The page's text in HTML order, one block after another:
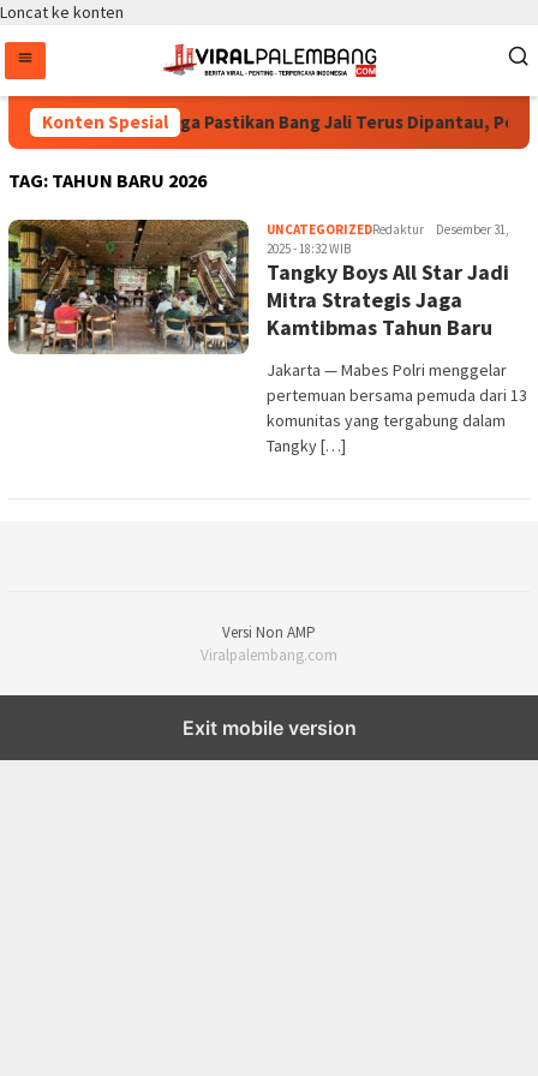
Loncat ke konten
Konten Spesial
Bintang Puspayoga Pastikan Bang Jali Terus Dipantau,
TAG: TAHUN BARU 2026
UNCATEGORIZEDRedaktur
Desember 31,
2025 - 18:32 WIB
Tangky Boys All Star Jadi
Mitra Strategis Jaga
Kamtibmas Tahun Baru
Jakarta — Mabes Polri menggelar
pertemuan bersama pemuda dari 13
komunitas yang tergabung dalam
Tangky […]
Versi Non AMP
Viralpalembang.com
Exit mobile version